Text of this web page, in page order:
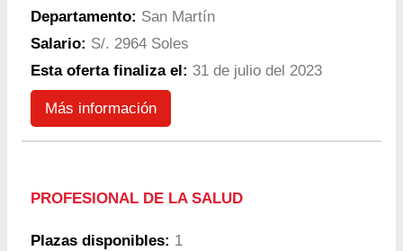
Departamento: San Martín
Salario: S/. 2964 Soles
Esta oferta finaliza el: 31 de julio del 2023
Más información
PROFESIONAL DE LA SALUD
Plazas disponibles: 1